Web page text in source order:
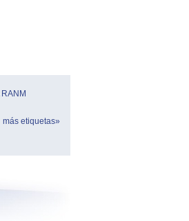
RANM
más etiquetas»